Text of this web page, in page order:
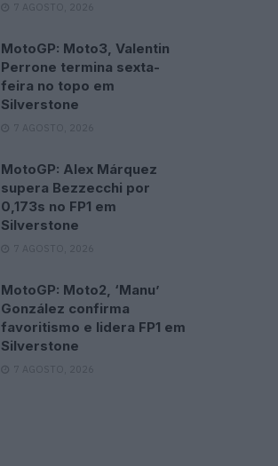
7 AGOSTO, 2026
MotoGP: Moto3, Valentin
Perrone termina sexta-
feira no topo em
Silverstone
7 AGOSTO, 2026
MotoGP: Alex Márquez
supera Bezzecchi por
0,173s no FP1 em
Silverstone
7 AGOSTO, 2026
MotoGP: Moto2, ‘Manu’
González confirma
favoritismo e lidera FP1 em
Silverstone
7 AGOSTO, 2026